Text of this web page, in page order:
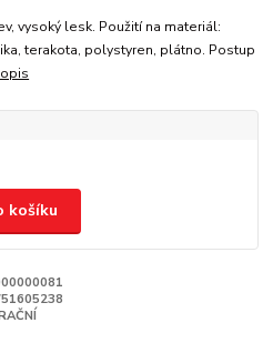
vysoký lesk. Použití na materiál:
terakota, polystyren, plátno. Postup
košíku